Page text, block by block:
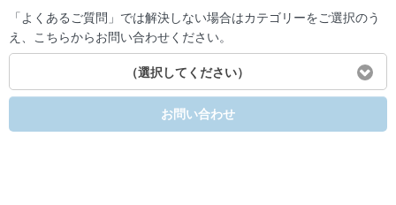
「よくあるご質問」では解決しない場合はカテゴリーをご選択のう
え、こちらからお問い合わせください。
（選択してください）
お問い合わせ